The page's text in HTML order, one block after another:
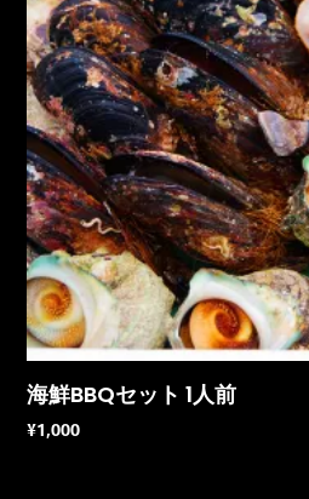
海鮮BBQセット 1人前
¥1,000